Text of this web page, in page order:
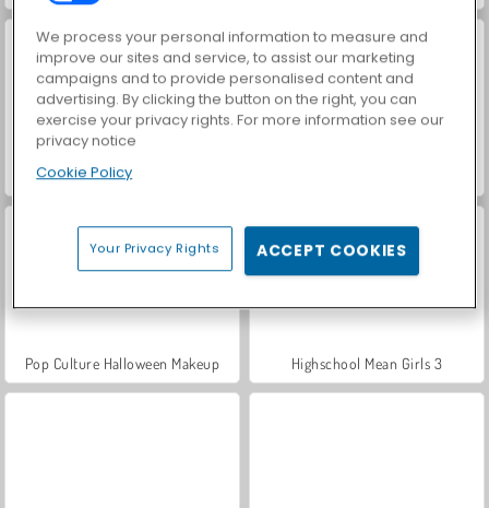
Let's Fish!
Pop Culture Halloween Makeup Highschool Mean Girls 3
We process your personal information to measure and
improve our sites and service, to assist our marketing
campaigns and to provide personalised content and
advertising. By clicking the button on the right, you can
exercise your privacy rights. For more information see our
privacy notice
Cookie Policy
Your Privacy Rights ACCEPT COOKIES